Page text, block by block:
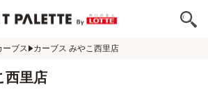
ーブス カーブス みやこ西里店
西里店